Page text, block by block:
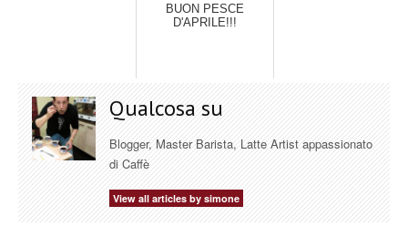
BUON PESCE
D'APRILE!!!
Qualcosa su
Blogger, Master Barista, Latte Artist appassionato
di Caffè
View all articles by simone